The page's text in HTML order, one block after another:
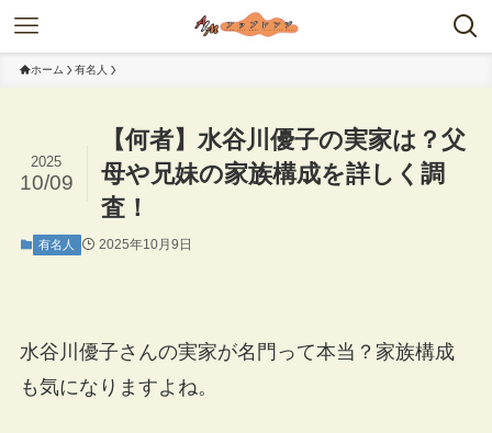
ホーム 有名人
【何者】水谷川優子の実家は？父
母や兄妹の家族構成を詳しく調
査！
2025
10/09
有名人 2025年10月9日
水谷川優子さんの実家が名門って本当？家族構成
も気になりますよね。